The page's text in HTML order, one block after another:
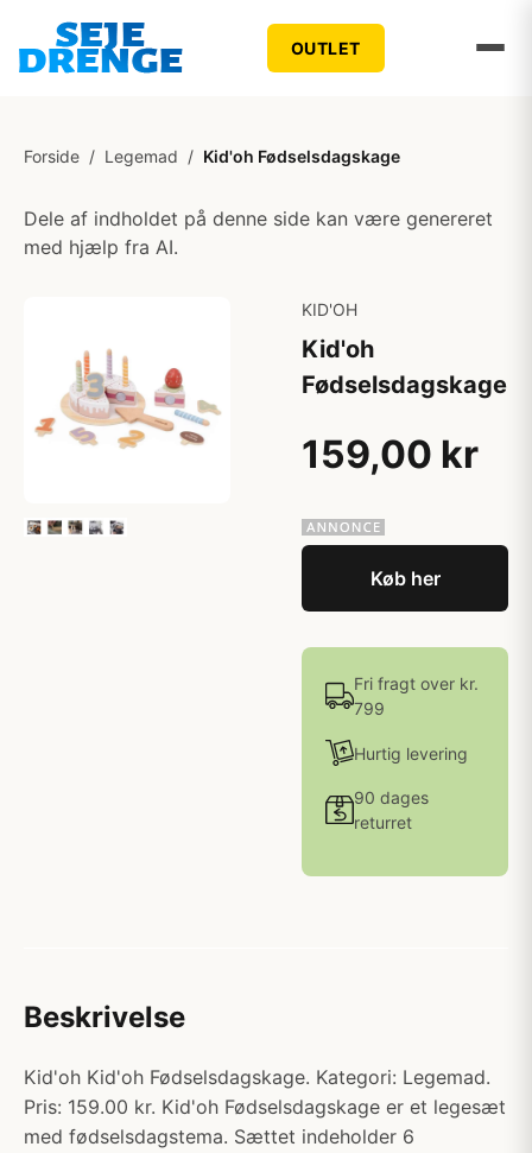
OUTLET
Forside / Legemad / Kid'oh Fødselsdagskage
Dele af indholdet på denne side kan være genereret
med hjælp fra AI.
KID'OH
Kid'oh
Fødselsdagskage
159,00 kr
Køb her
Fri fragt over kr.
799
Hurtig levering
90 dages
returret
Beskrivelse
Kid'oh Kid'oh Fødselsdagskage. Kategori: Legemad.
Pris: 159.00 kr. Kid'oh Fødselsdagskage er et legesæt
med fødselsdagstema. Sættet indeholder 6